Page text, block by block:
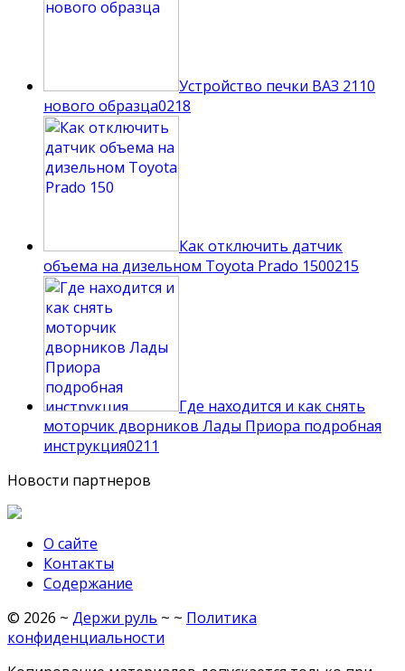
Устройство печки ВАЗ 2110
нового образца0218
Как отключить датчик
объема на дизельном Toyota Prado 1500215
Где находится и как снять
моторчик дворников Лады Приора подробная
инструкция0211
Новости партнеров
О сайте
Контакты
Содержание
© 2026 ~ Держи руль ~ ~ Политика
конфиденциальности